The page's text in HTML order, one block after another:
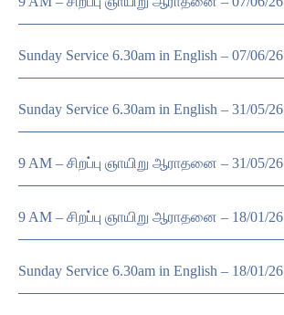
Sunday Service 6.30am in English – 07/06/26
Sunday Service 6.30am in English – 31/05/26
9 AM – சிறப்பு ஞாயிறு ஆராதனை – 31/05/26
9 AM – சிறப்பு ஞாயிறு ஆராதனை – 18/01/26
Sunday Service 6.30am in English – 18/01/26